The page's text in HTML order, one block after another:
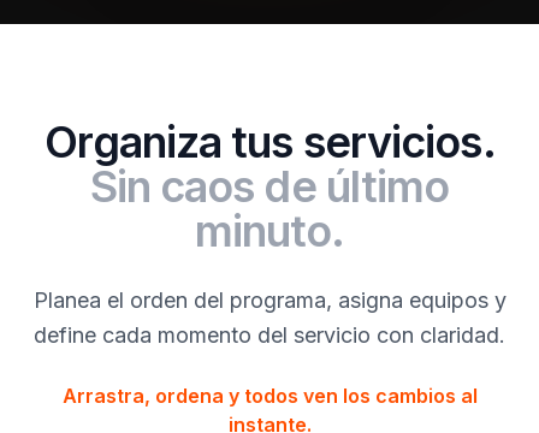
Organiza tus servicios.
Sin caos de último
minuto.
Planea el orden del programa, asigna equipos y
define cada momento del servicio con claridad.
Arrastra, ordena y todos ven los cambios al
instante.